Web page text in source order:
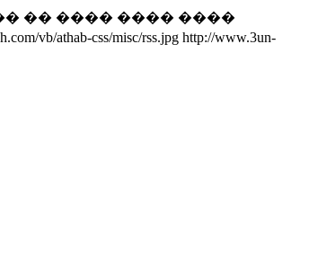
�� ���� ���� ����
vb/athab-css/misc/rss.jpg http://www.3un-